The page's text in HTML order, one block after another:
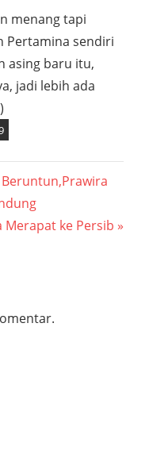
menang tapi
Pertamina sendiri
asing baru itu,
jadi lebih ada
Beruntun,Prawira
Merapat ke Persib